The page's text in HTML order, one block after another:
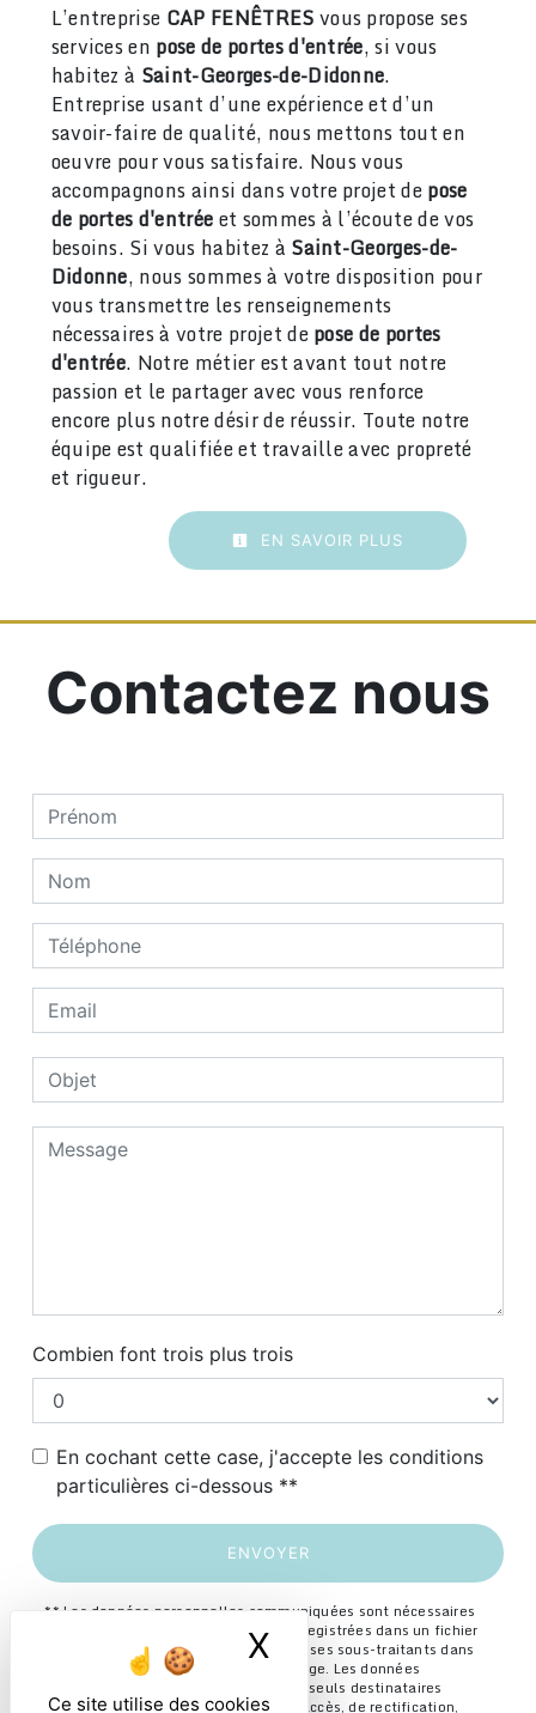
Ce site utilise des cookies
X Masquer le
L’entreprise CAP FENÊTRESvous propose ses
services en pose de portes d'entrée, si vous
habitez à Saint-Georges-de-Didonne.
Entreprise usant d’une expérience et d’un
savoir-faire de qualité, nous mettons tout en
oeuvre pour vous satisfaire. Nous vous
accompagnons ainsi dans votre projet depose
de portes d'entréeet sommes à l’écoute de vos
besoins. Si vous habitez à Saint-Georges-de-
Didonne, nous sommes à votre disposition pour
vous transmettre les renseignements
nécessaires à votre projet depose de portes
d'entrée. Notre métier est avant tout notre
passion et le partager avec vous renforce
encore plus notre désir de réussir. Toute notre
équipe est qualifiée et travaille avec propreté
et rigueur.
EN SAVOIR PLUS
Contactez nous
Combien font trois plus trois
En cochant cette case, j'accepte les conditions
particulières ci-dessous **
ENVOYER
** Les données personnelles communiquées sont nécessaires
aux fins de vous contacter et sont enregistrées dans un fichier
informatisé. Elles sont destinées à et ses sous-traitants dans
le seul but de répondre à votre message. Les données
collectées seront communiquées aux seuls destinataires
suivants: . Vous disposez de droits d’accès, de rectification,